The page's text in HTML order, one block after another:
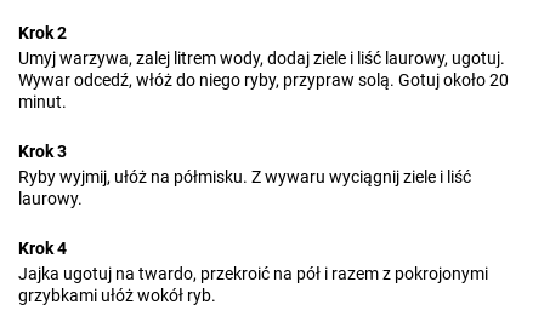
Krok 2
Umyj warzywa, zalej litrem wody, dodaj ziele i liść laurowy, ugotuj.
Wywar odcedź, włóż do niego ryby, przypraw solą. Gotuj około 20
minut.
Krok 3
Ryby wyjmij, ułóż na półmisku. Z wywaru wyciągnij ziele i liść
laurowy.
Krok 4
Jajka ugotuj na twardo, przekroić na pół i razem z pokrojonymi
grzybkami ułóż wokół ryb.